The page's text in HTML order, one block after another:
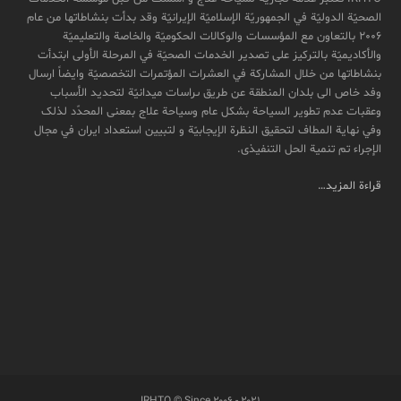
الصحیّة الدولیّة في الجمهوریّة الإسلامیّة الإیرانیّة وقد بدأت بنشاطاتها من عام
2006 بالتعاون مع المؤسسات والوکالات الحکومیّة والخاصة والتعلیمیّة
والأکادیمیّة بالترکیز علی تصدیر الخدمات الصحیّة في المرحلة الأولی ابتدأت
بنشاطاتها من خلال المشارکة في العشرات المؤتمرات التخصصیّة وایضاً ارسال
وفد خاص الی بلدان المنطقة عن طريق ىراسات ميدانیّة لتحدید الأسباب
وعقبات عدم تطویر السیاحة بشکل عام وسیاحة علاج بمعنی المحدّد لذلک
وفي نهایة المطاف لتحقیق النظرة الإیجابیّة و لتبیین استعداد ایران في مجال
الإجراء تم تنمیة الحل التنفیذی.
قراءة المزيد…